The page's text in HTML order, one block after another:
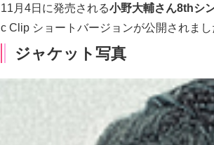
11月4日に発売される小野大輔さん8thシ
c Clip ショートバージョンが公開されまし
ジャケット写真